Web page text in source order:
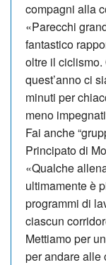
compagni alla
«Parecchi
fantastico
oltre il
quest’anno ci
minuti per
meno
Fai anche
Principato di
«Qualche
ultimamente è
programmi di
ciascun
Mettiamo per
per andare alle